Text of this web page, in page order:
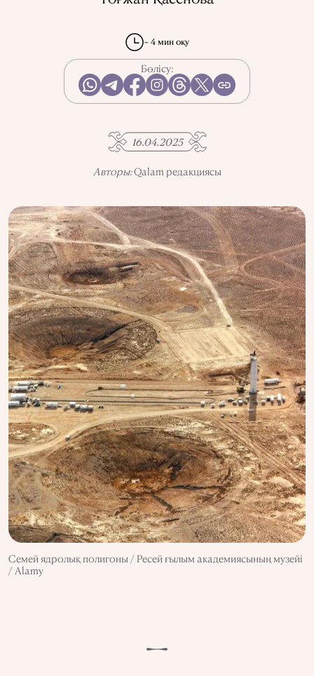
КСРО-ДАҒЫ ҚУҒЫН-СҮРГІН
АҚПАРАТТЫ ПАЙДАЛАНУ
ҚҰПИЯЛЫЛЫҚ САЯСАТЫ
БІЗДІҢ АВТОРЛАР
~ 4 мин оқу
Бөлісу:
16.04.2025
Авторы:Qalam редакциясы
Семей ядролық полигоны / Ресей ғылым академиясының музейі
/ Alamy